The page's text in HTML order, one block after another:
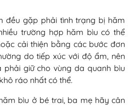
đều gặp phải tình trạng bị hăm
trường hợp hăm bìu có thể
cải thiện bằng các bước đơn
do tiếp xúc với độ ẩm, nên
giữ cho vùng da quanh bìu
ráo nhất có thể.
bìu ở bé trai, ba mẹ hãy cân